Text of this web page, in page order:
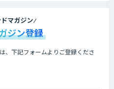
マガジン
ジン登録
、下記フォームよりご登録くださ